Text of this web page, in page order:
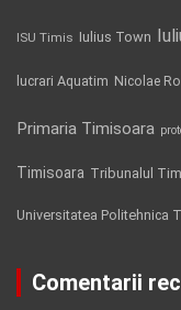
ISU Timis Iulius Town
lucrari Aquatim Nicolae
Primaria Timisoara
Timisoara Tribunalul
Universitatea Politehnica
Comentarii